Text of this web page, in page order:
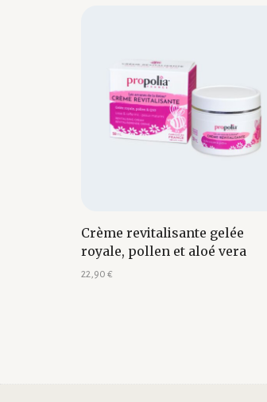
Crème revitalisante gelée
royale, pollen et aloé vera
22,90 €